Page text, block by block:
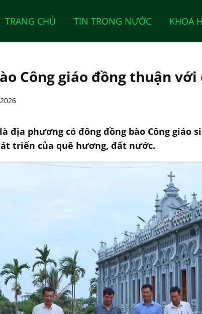
TRANG CHỦ TIN TRONG NƯỚC KHOA
Công giáo đồng thuận
địa phương có đông đồng bào Công giáo
triển của quê hương, đất nước.